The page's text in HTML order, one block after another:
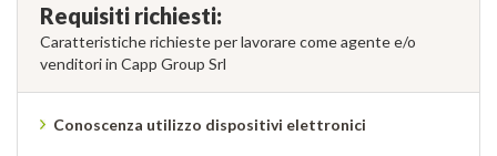
Requisiti richiesti:
Caratteristiche richieste per lavorare come agente e/o
venditori in Capp Group Srl
Conoscenza utilizzo dispositivi elettronici